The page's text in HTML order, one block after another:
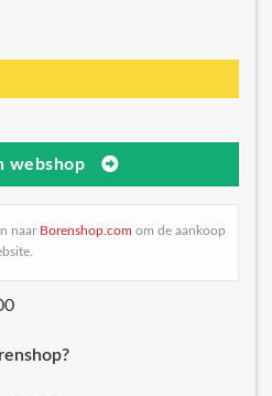
webshop
naar Borenshop.com om de aankoop